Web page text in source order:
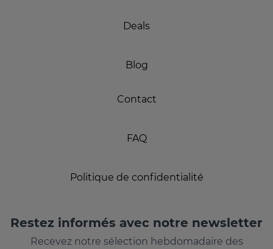
Deals
Blog
Contact
FAQ
Politique de confidentialité
Restez informés avec notre newsletter
Recevez notre sélection hebdomadaire des